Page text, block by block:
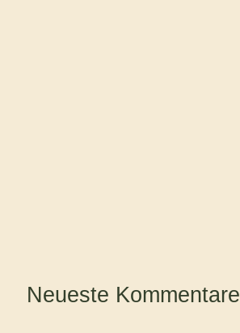
Neueste Kommentare